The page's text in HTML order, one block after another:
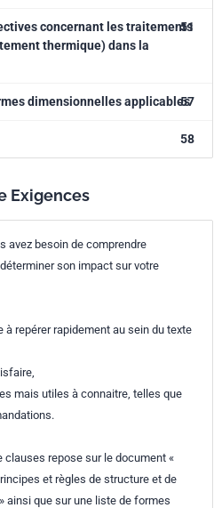
concernant les traitements
thermique) dans la
51
dimensionnelles applicables
57
58
Exigences
avez besoin de comprendre
son impact sur votre
à repérer rapidement au sein du texte
mais utiles à connaitre, telles que
clauses repose sur le document «
et règles de structure et de
ainsi que sur une liste de formes